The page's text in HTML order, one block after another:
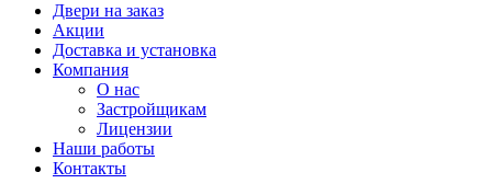
Двери на заказ
Акции
Доставка и установка
Компания
О нас
Застройщикам
Лицензии
Наши работы
Контакты